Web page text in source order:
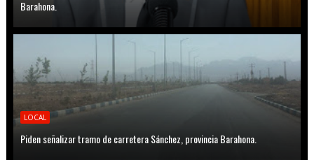
Barahona.
LOCAL
Piden señalizar tramo de carretera Sánchez, provincia Barahona.